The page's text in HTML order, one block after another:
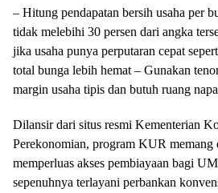
– Hitung pendapatan bersih usaha per
tidak melebihi 30 persen dari angka
jika usaha punya perputaran cepat
total bunga lebih hemat – Gunakan
margin usaha tipis dan butuh ruang
Dilansir dari situs resmi Kementerian
Perekonomian, program KUR memang
memperluas akses pembiayaan bagi
sepenuhnya terlayani perbankan